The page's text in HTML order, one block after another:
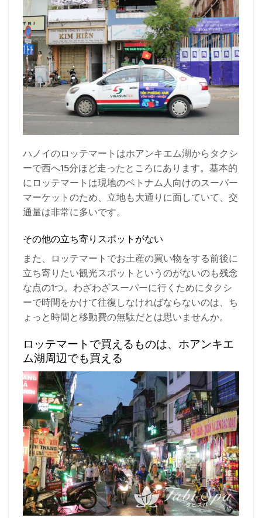
ハノイのロッテマートはホアンキエム湖からタクシ
ーで西へ15分ほど走ったところにあります。基本的
にロッテマートは現地のベトナム人向けのスーパー
マーケットのため、立地も大通りに面していて、交
通量は非常に多いです。
その他の立ち寄りスポットがない
また、ロッテマートでお土産の買い物をする前後に
立ち寄りたい観光スポットというのがないのも残念
な点の1つ。わざわざスーパーに行くためにタクシ
ーで時間をかけて往復しなければならないのは、ち
ょっと時間と移動費の無駄だとは思いませんか。
ロッテマートで買えるものは、ホアンキエ
ム湖周辺でも買える